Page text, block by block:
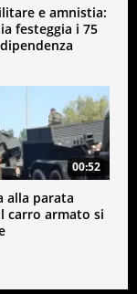
e amnistia:
festeggia i 75
00:52
alla parata
carro armato si